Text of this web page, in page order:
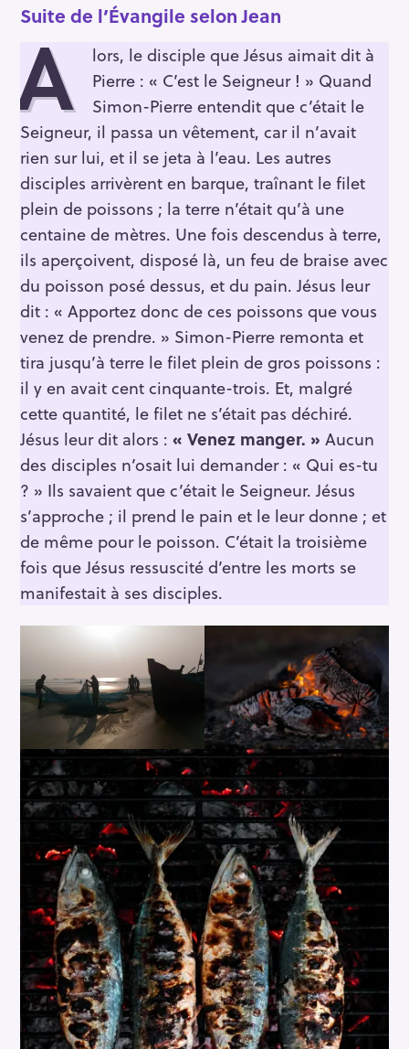
Suite de l’Évangile selon Jean
A
lors, le disciple que Jésus aimait dit à
Pierre : « C’est le Seigneur ! » Quand
Simon-Pierre entendit que c’était le
Seigneur, il passa un vêtement, car il n’avait
rien sur lui, et il se jeta à l’eau. Les autres
disciples arrivèrent en barque, traînant le filet
plein de poissons ; la terre n’était qu’à une
centaine de mètres. Une fois descendus à terre,
ils aperçoivent, disposé là, un feu de braise avec
du poisson posé dessus, et du pain. Jésus leur
dit : « Apportez donc de ces poissons que vous
venez de prendre. » Simon-Pierre remonta et
tira jusqu’à terre le filet plein de gros poissons :
il y en avait cent cinquante-trois. Et, malgré
cette quantité, le filet ne s’était pas déchiré.
Jésus leur dit alors : « Venez manger. » Aucun
des disciples n’osait lui demander : « Qui es-tu
? » Ils savaient que c’était le Seigneur. Jésus
s’approche ; il prend le pain et le leur donne ; et
de même pour le poisson. C’était la troisième
fois que Jésus ressuscité d’entre les morts se
manifestait à ses disciples.